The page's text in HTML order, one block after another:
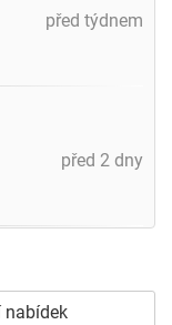
před týdnem
před 2 dny
nabídek